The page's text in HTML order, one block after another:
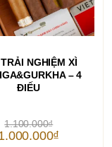
VÀO GIỎ HÀNG
NGHIỆM XÌ
– 4
ĐIẾU
1.100.000₫
gốc
là:
₫